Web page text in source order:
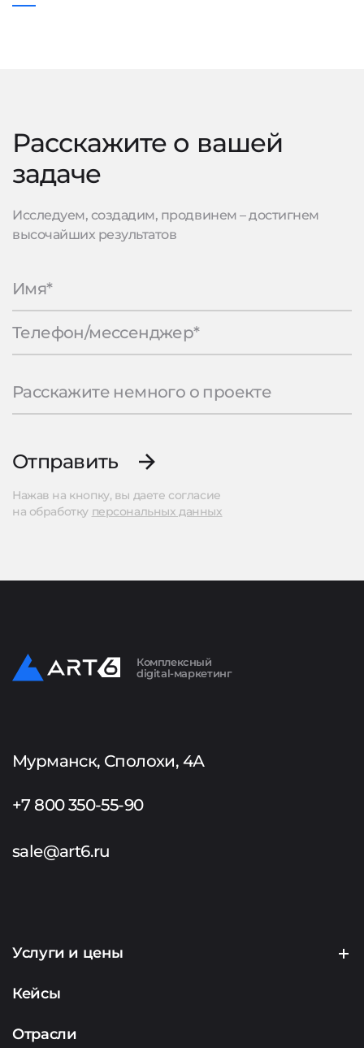
Расскажите о вашей
задаче
Исследуем, создадим, продвинем – достигнем
высочайших результатов
Отправить
Нажав на кнопку, вы даете согласие
на обработку персональных данных
Комплексный
digital-маркетинг
Мурманск, Сполохи, 4А
+7 800 350-55-90
sale@art6.ru
Услуги и цены
Создание сайтов
Продвижение сайтов
Кейсы
Отрасли